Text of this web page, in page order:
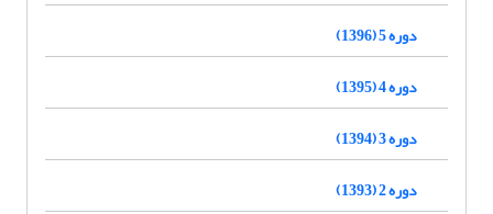
دوره 5 (1396)
دوره 4 (1395)
دوره 3 (1394)
دوره 2 (1393)